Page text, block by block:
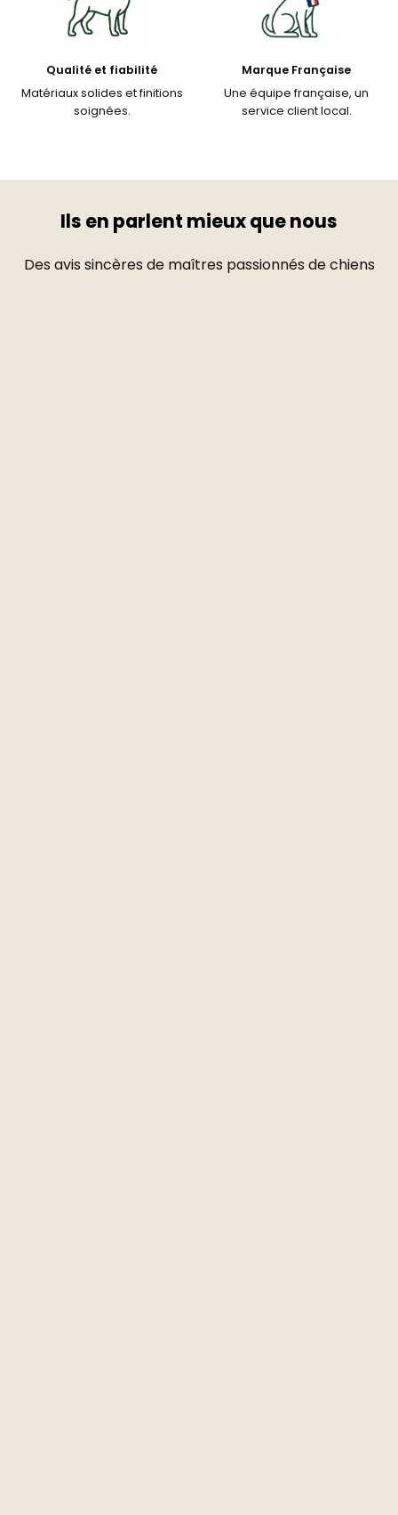
Qualité et fiabilité
Matériaux solides et finitions
soignées.
Marque Française
Une équipe française, un
service client local.
Ils en parlent mieux que nous
Des avis sincères de maîtres passionnés de chiens